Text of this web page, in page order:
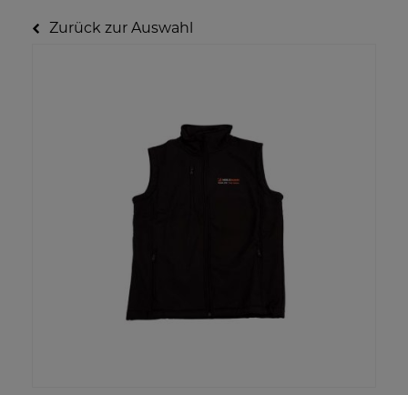
Zurück zur Auswahl